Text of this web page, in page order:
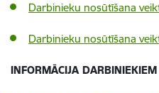
Darbinieku nosūtīšana
Darbinieku nosūtīšana
INFORMĀCIJA DARBINIEKIEM